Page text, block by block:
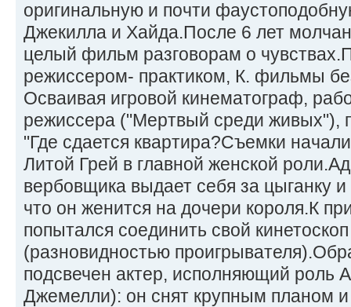
оригинальную и почти
Джекилла и Хайда.После 6 лет
целый фильм разговорам о
режиссером- практиком, К. фильмы
Осваивая игровой кинематограф,
режиссера ("Мертвый среди живых"),
"Где сдается квартира?Съемки
Литой Грей в главной женской
вербовщика выдает себя за цыганку
что он женится на дочери короля.К
попытался соединить свой
(разновидностью
подсвечен актер, исполняющий роль
Джемелли): он снят крупным планом